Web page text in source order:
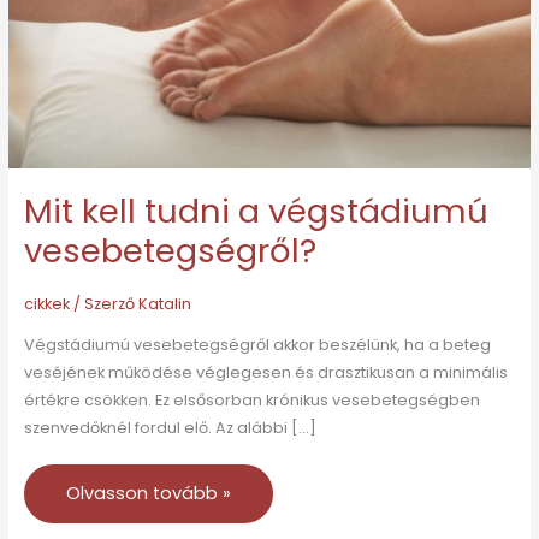
Mit kell tudni a végstádiumú
vesebetegségről?
cikkek/ SzerzőKatalin
Végstádiumú vesebetegségről akkor beszélünk, ha a beteg
veséjének működése véglegesen és drasztikusan a minimális
értékre csökken. Ez elsősorban krónikus vesebetegségben
szenvedőknél fordul elő. Az alábbi […]
vesebetegségről?
Olvasson tovább »